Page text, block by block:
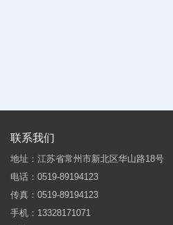
联系我们
地址：江苏省常州市新北区华山路18号
电话：0519-89194123
传真：0519-89194123
手机：13328171071